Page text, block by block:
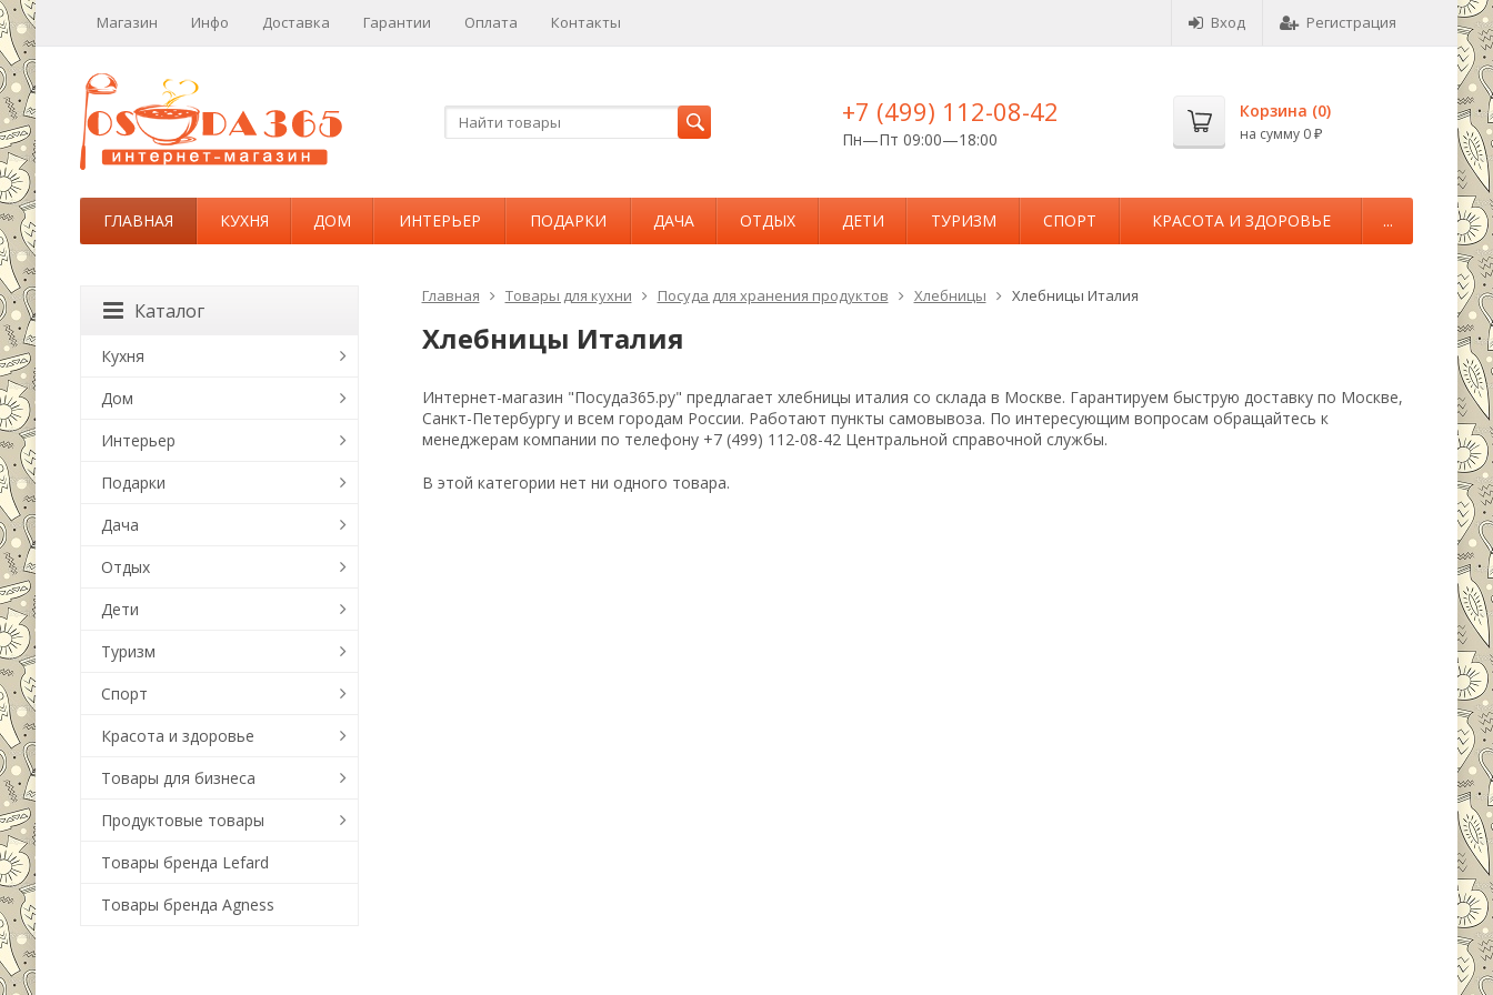
Магазин Инфо Доставка Гарантии Оплата Контакты Вход Регистрация
+7 (499) 112-08-42
Пн—Пт 09:00—18:00
Корзина (0)
на сумму 0 ₽
ГЛАВНАЯ КУХНЯ ДОМ ИНТЕРЬЕР ПОДАРКИ ДАЧА ОТДЫХ ДЕТИ ТУРИЗМ СПОРТ КРАСОТА И ЗДОРОВЬЕ ...
Главная Товары для кухни Посуда для хранения продуктов Хлебницы Хлебницы Италия
Хлебницы Италия
Интернет-магазин "Посуда365.ру" предлагает хлебницы италия со склада в Москве. Гарантируем быструю доставку по Москве,
Санкт-Петербургу и всем городам России. Работают пункты самовывоза. По интересующим вопросам обращайтесь к
менеджерам компании по телефону +7 (499) 112-08-42 Центральной справочной службы.
В этой категории нет ни одного товара.
Каталог
Кухня
Дом
Интерьер
Подарки
Дача
Отдых
Дети
Туризм
Спорт
Красота и здоровье
Товары для бизнеса
Продуктовые товары
Товары бренда Lefard
Товары бренда Agness